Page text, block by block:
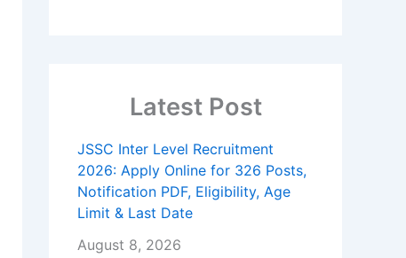
Latest Post
JSSC Inter Level Recruitment
2026: Apply Online for 326 Posts,
Notification PDF, Eligibility, Age
Limit & Last Date
August 8, 2026